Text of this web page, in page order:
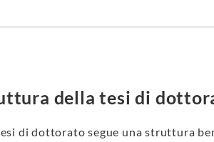
della tesi di
di dottorato segue una struttura